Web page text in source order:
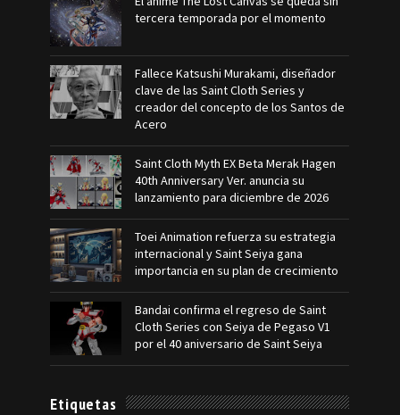
tercera temporada por el momento
Fallece Katsushi Murakami, diseñador
clave de las Saint Cloth Series y
creador del concepto de los Santos de
Acero
Saint Cloth Myth EX Beta Merak Hagen
40th Anniversary Ver. anuncia su
lanzamiento para diciembre de 2026
Toei Animation refuerza su estrategia
internacional y Saint Seiya gana
importancia en su plan de crecimiento
Bandai confirma el regreso de Saint
Cloth Series con Seiya de Pegaso V1
por el 40 aniversario de Saint Seiya
Etiquetas